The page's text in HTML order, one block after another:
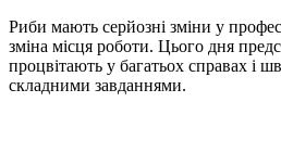
Риби мають серйозні зміни у
зміна місця роботи. Цього дня
процвітають у багатьох справах і
складними завданнями.